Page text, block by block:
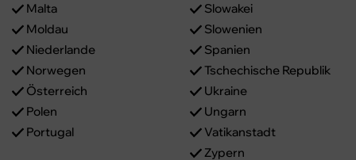
Malta
Moldau
Niederlande
Norwegen
Österreich
Polen
Portugal
Slowakei
Slowenien
Spanien
Tschechische Republik
Ukraine
Ungarn
Vatikanstadt
Zypern